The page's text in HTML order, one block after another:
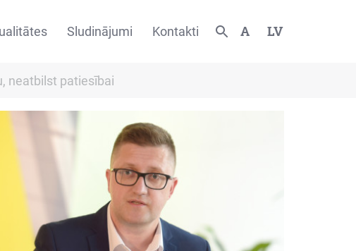
Sludinājumi Kontakti A LV
neatbilst patiesībai